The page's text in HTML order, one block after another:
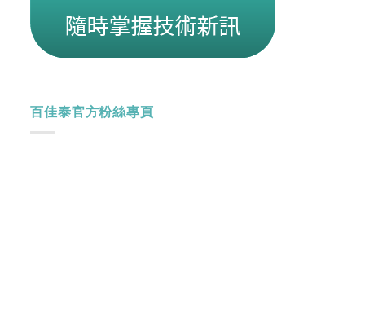
百佳泰官方粉絲專頁